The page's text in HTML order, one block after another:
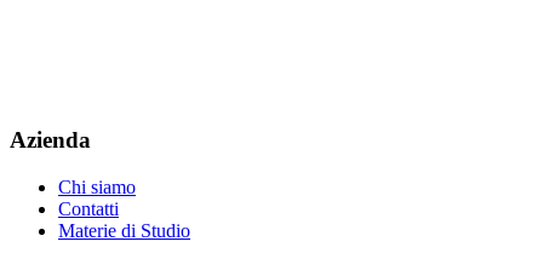
Azienda
Chi siamo
Contatti
Materie di Studio